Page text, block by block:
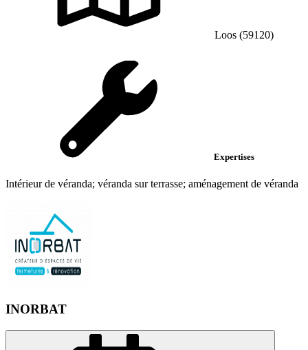
Loos (59120)
Expertises
Intérieur de véranda; véranda sur terrasse; aménagement de véranda
INORBAT